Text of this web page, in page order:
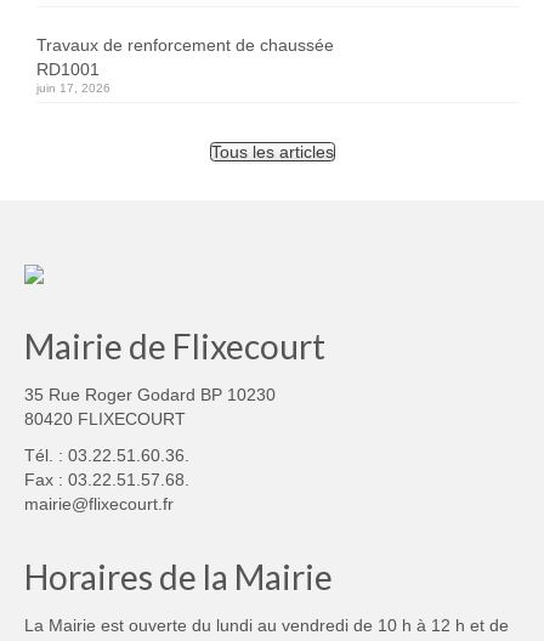
Travaux de renforcement de chaussée
RD1001
juin 17, 2026
Tous les articles
Mairie de Flixecourt
35 Rue Roger Godard BP 10230
80420 FLIXECOURT
Tél. : 03.22.51.60.36.
Fax : 03.22.51.57.68.
mairie@flixecourt.fr
Horaires de la Mairie
La Mairie est ouverte du lundi au vendredi de 10 h à 12 h et de